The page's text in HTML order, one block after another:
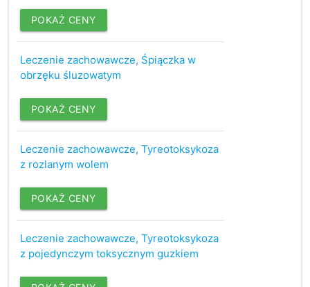
POKAŻ CENY
Leczenie zachowawcze, Śpiączka w
obrzęku śluzowatym
POKAŻ CENY
Leczenie zachowawcze, Tyreotoksykoza
z rozlanym wolem
POKAŻ CENY
Leczenie zachowawcze, Tyreotoksykoza
z pojedynczym toksycznym guzkiem